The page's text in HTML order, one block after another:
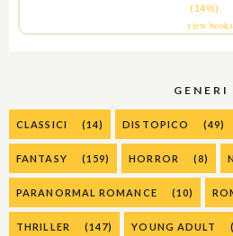
(14%)
view books
GENERI
CLASSICI (14) DISTOPICO (49)
FANTASY (159) HORROR (8)
PARANORMAL ROMANCE (10)
THRILLER (147) YOUNG ADULT